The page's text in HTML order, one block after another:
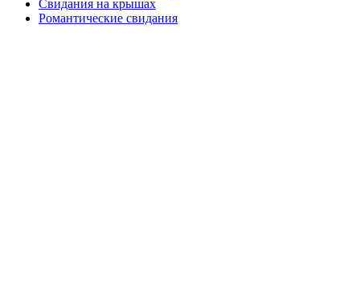
Свидания на крышах
Романтические свидания